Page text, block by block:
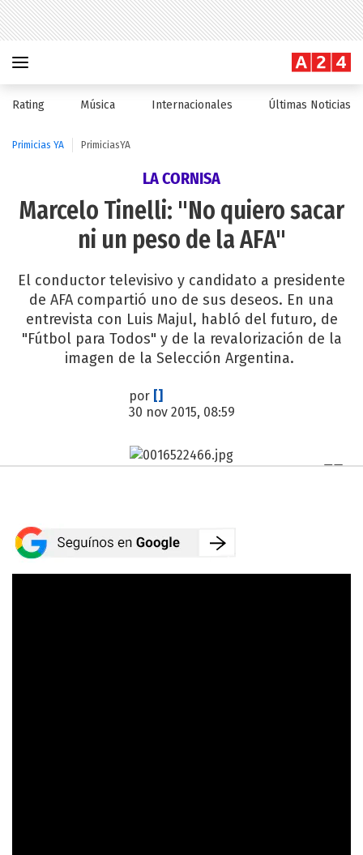
Rating Música Internacionales Últimas Noticias
Primicias YA PrimiciasYA
LA CORNISA
Marcelo Tinelli: "No quiero sacar
ni un peso de la AFA"
El conductor televisivo y candidato a presidente
de AFA compartió uno de sus deseos. En una
entrevista con Luis Majul, habló del futuro, de
"Fútbol para Todos" y de la revalorización de la
imagen de la Selección Argentina.
por []
30 nov 2015, 08:59